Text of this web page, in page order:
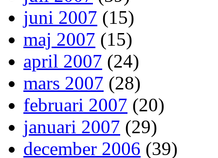
juni 2007 (15)
maj 2007 (15)
april 2007 (24)
mars 2007 (28)
februari 2007 (20)
januari 2007 (29)
december 2006 (39)